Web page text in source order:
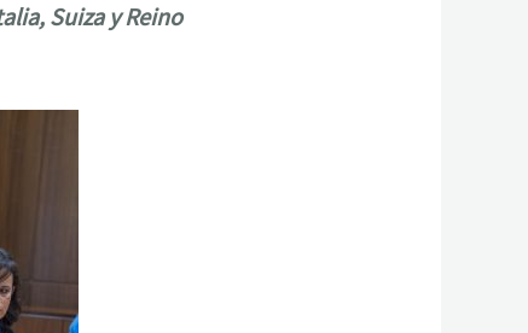
Suiza y Reino